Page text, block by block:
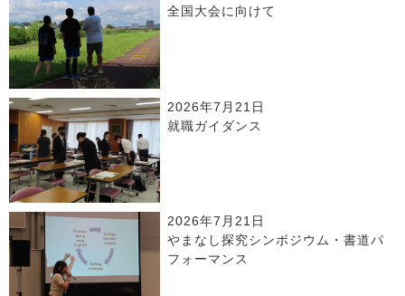
全国大会に向けて
2026年7月21日
就職ガイダンス
2026年7月21日
やまなし探究シンポジウム・書道パ
フォーマンス